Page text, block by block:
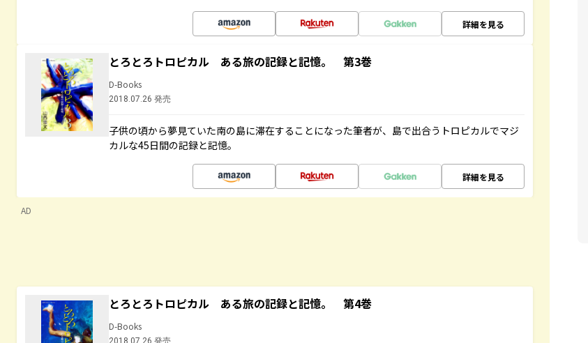
詳細を見る
とろとろトロピカル ある旅の記録と記憶。 第3巻
D-Books
2018.07.26 発売
子供の頃から夢見ていた南の島に滞在することになった筆者が、島で出合うトロピカルでマジ
カルな45日間の記録と記憶。
詳細を見る
AD
とろとろトロピカル ある旅の記録と記憶。 第4巻
D-Books
2018.07.26 発売